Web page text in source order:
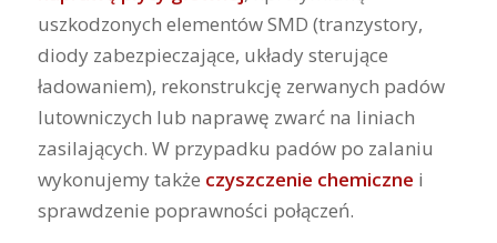
uszkodzonych elementów SMD (tranzystory,
diody zabezpieczające, układy sterujące
ładowaniem), rekonstrukcję zerwanych padów
lutowniczych lub naprawę zwarć na liniach
zasilających. W przypadku padów po zalaniu
wykonujemy także czyszczenie chemiczne i
sprawdzenie poprawności połączeń.